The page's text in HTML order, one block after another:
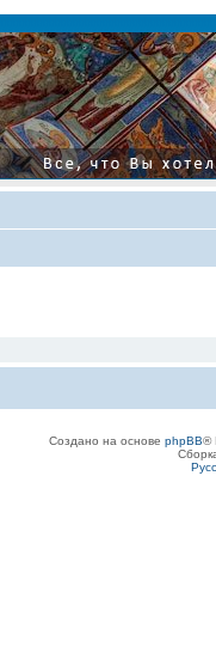
Создано на основе phpBB®